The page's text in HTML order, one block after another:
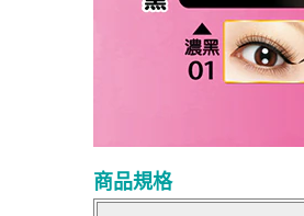
商品規格